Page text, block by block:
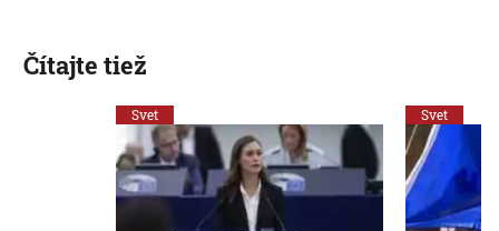
Čítajte tiež
Svet Svet